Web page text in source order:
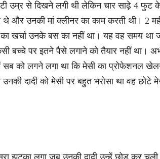
उम्र से दिखने लगी थी लेकिन चार साढ़े 4 फुट
थे और उनकी मां क्लीनर का काम करती थी। 2
उनके बस का नहीं था। यह वह समय था
बच्चे पर इतने पैसे लगाने को तैयार नहीं था।
सब को लगने लगा था कि मेसी का प्रोफेशनल
दादी को मेसी पर बहुत भरोसा था वह छोटे